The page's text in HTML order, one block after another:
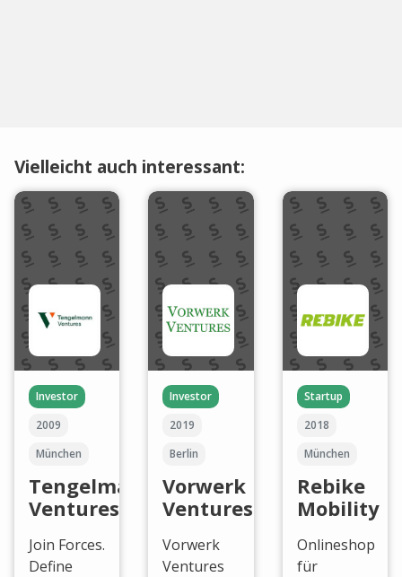
Vielleicht auch interessant:
Investor
2009
München
Tengelmann
Ventures
Join Forces.
Define
Investor
2019
Berlin
Vorwerk
Ventures
Vorwerk
Ventures
Startup
2018
München
Rebike
Mobility
Onlineshop
für